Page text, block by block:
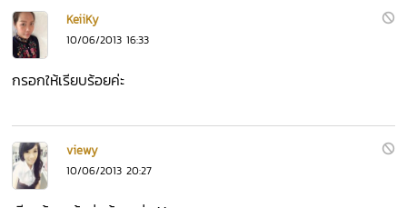
KeiiKy
10/06/2013 16:33
กรอกให้เรียบร้อยค่ะ
viewy
10/06/2013 20:27